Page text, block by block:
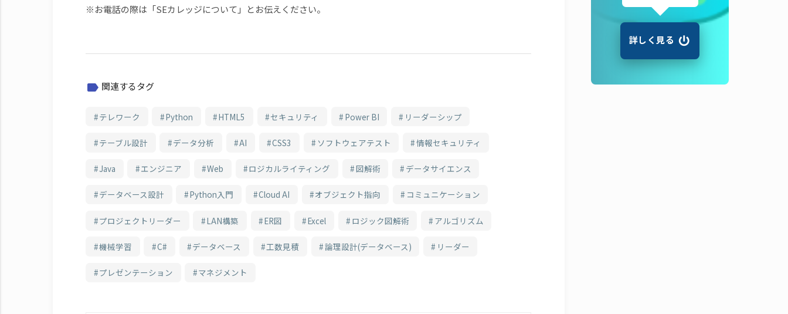
※お電話の際は「SEカレッジについて」とお伝えください。
label 関連するタグ
テレワーク Python HTML5 セキュリティ Power BI リーダーシップ
テーブル設計 データ分析 AI CSS3 ソフトウェアテスト 情報セキュリティ
Java エンジニア Web ロジカルライティング 図解術 データサイエンス
データベース設計 Python入門 Cloud AI オブジェクト指向 コミュニケーション
プロジェクトリーダー LAN構築 ER図 Excel ロジック図解術 アルゴリズム
機械学習 C# データベース 工数見積 論理設計(データベース) リーダー
プレゼンテーション マネジメント
詳しく見る